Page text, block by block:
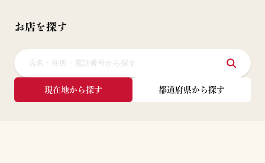
お店を探す
現在地から探す 都道府県から探す